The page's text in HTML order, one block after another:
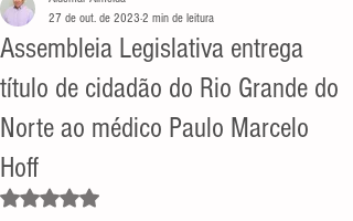
Assembleia Legislativa entrega
título de cidadão do Rio Grande do
Norte ao médico Paulo Marcelo
Hoff
27 de out. de 2023 2 min de leitura
Avaliado com NaN de 5 estrelas.